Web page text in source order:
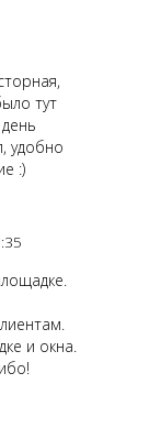
тут
удобно
:)
и окна.